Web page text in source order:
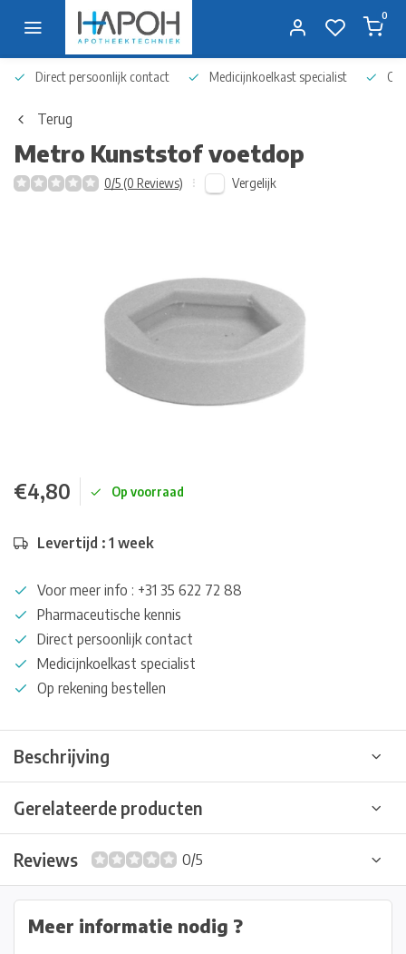
0
Direct persoonlijk contact Medicijnkoelkast specialist Op
Terug
Metro Kunststof voetdop
0/5 (0 Reviews) Vergelijk
€4,80 Op voorraad
Levertijd : 1 week
Voor meer info : +31 35 622 72 88
Pharmaceutische kennis
Direct persoonlijk contact
Medicijnkoelkast specialist
Op rekening bestellen
Beschrijving
Gerelateerde producten
Reviews 0/5
Meer informatie nodig ?